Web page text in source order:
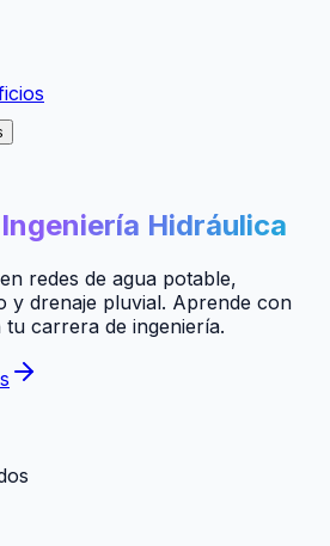
Ingeniería Hidráulica
redes de agua potable,
y drenaje pluvial. Aprende con
carrera de ingeniería.